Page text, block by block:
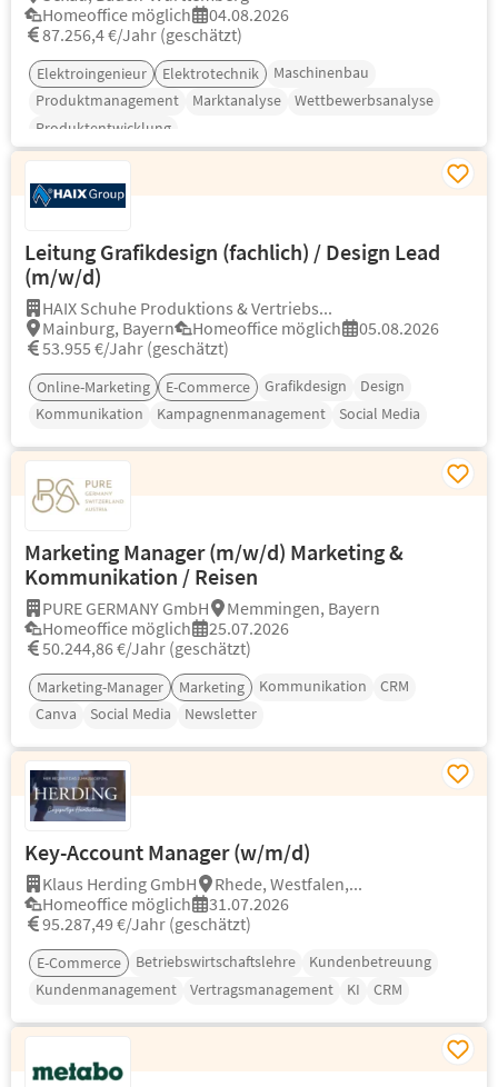
Homeoffice möglich
04.08.2026
87.256,4 €/Jahr (geschätzt)
Elektroingenieur Elektrotechnik
Maschinenbau
Produktmanagement
Marktanalyse
Wettbewerbsanalyse
Produktentwicklung
Leitung Grafikdesign (fachlich) / Design Lead
(m/w/d)
HAIX Schuhe Produktions & Vertriebs...
Mainburg, Bayern
Homeoffice möglich
05.08.2026
53.955 €/Jahr (geschätzt)
Online-Marketing E-Commerce Grafikdesign
Design
Kommunikation
Kampagnenmanagement Social Media
Marketing Manager (m/w/d) Marketing &
Kommunikation / Reisen
PURE GERMANY GmbH
Memmingen, Bayern
Homeoffice möglich
25.07.2026
50.244,86 €/Jahr (geschätzt)
Marketing-Manager Marketing Kommunikation
CRM
Canva
Social Media Newsletter
Key-Account Manager (w/m/d)
Klaus Herding GmbH
Rhede, Westfalen,...
Homeoffice möglich
31.07.2026
95.287,49 €/Jahr (geschätzt)
E-Commerce Betriebswirtschaftslehre
Kundenbetreuung
Kundenmanagement
Vertragsmanagement KI CRM